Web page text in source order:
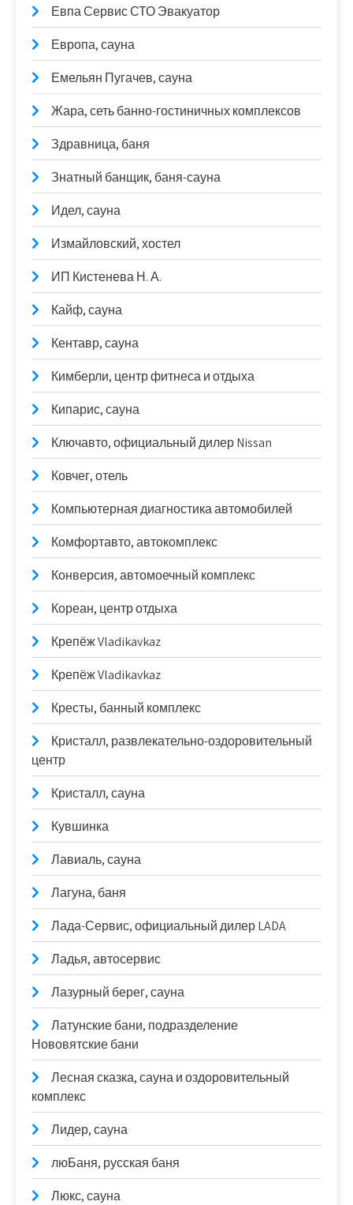
Евпа Сервис СТО Эвакуатор
Европа, сауна
Емельян Пугачев, сауна
Жара, сеть банно-гостиничных комплексов
Здравница, баня
Знатный банщик, баня-сауна
Идел, сауна
Измайловский, хостел
ИП Кистенева Н. А.
Кайф, сауна
Кентавр, сауна
Кимберли, центр фитнеса и отдыха
Кипарис, сауна
Ключавто, официальный дилер Nissan
Ковчег, отель
Компьютерная диагностика автомобилей
Комфортавто, автокомплекс
Конверсия, автомоечный комплекс
Кореан, центр отдыха
Крепёж Vladikavkaz
Крепёж Vladikavkaz
Кресты, банный комплекс
Кристалл, развлекательно-оздоровительный
центр
Кристалл, сауна
Кувшинка
Лавиаль, сауна
Лагуна, баня
Лада-Сервис, официальный дилер LADA
Ладья, автосервис
Лазурный берег, сауна
Латунские бани, подразделение
Нововятские бани
Лесная сказка, сауна и оздоровительный
комплекс
Лидер, сауна
люБаня, русская баня
Люкс, сауна